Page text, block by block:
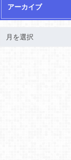
アーカイブ